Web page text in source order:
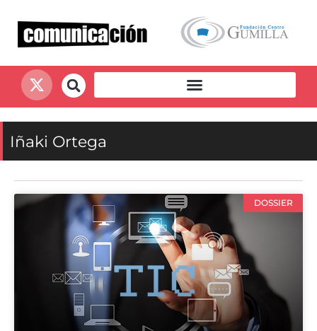
Iñaki Ortega
DOSSIER